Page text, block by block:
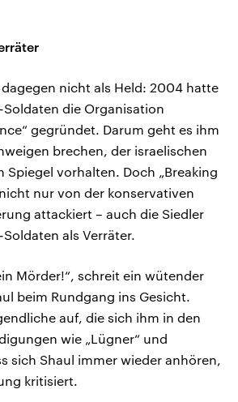
nicht als Held: 2004 hatte
die Organisation
gegründet. Darum geht es ihm
brechen, der israelischen
Spiegel vorhalten. Doch „Breaking
nur von der konservativen
attackiert – auch die Siedler
als Verräter.
Mörder!“, schreit ein wütender
beim Rundgang ins Gesicht.
auf, die sich ihm in den
wie „Lügner“ und
sich Shaul immer wieder anhören,
kritisiert.